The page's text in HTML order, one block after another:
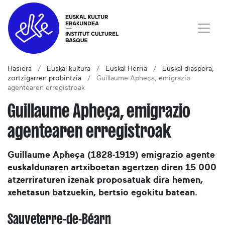
Hasiera Euskal kultura Euskal Herria
Euskal diaspora,
zortzigarren probintzia
Guillaume Apheça, emigrazio
agentearen erregistroak
Guillaume Apheça, emigrazio
agentearen erregistroak
Guillaume Apheça (1828-1919) emigrazio agente
euskaldunaren artxiboetan agertzen diren 15 000
atzerriraturen izenak proposatuak dira hemen,
xehetasun batzuekin, bertsio egokitu batean.
Sauveterre-de-Béarn